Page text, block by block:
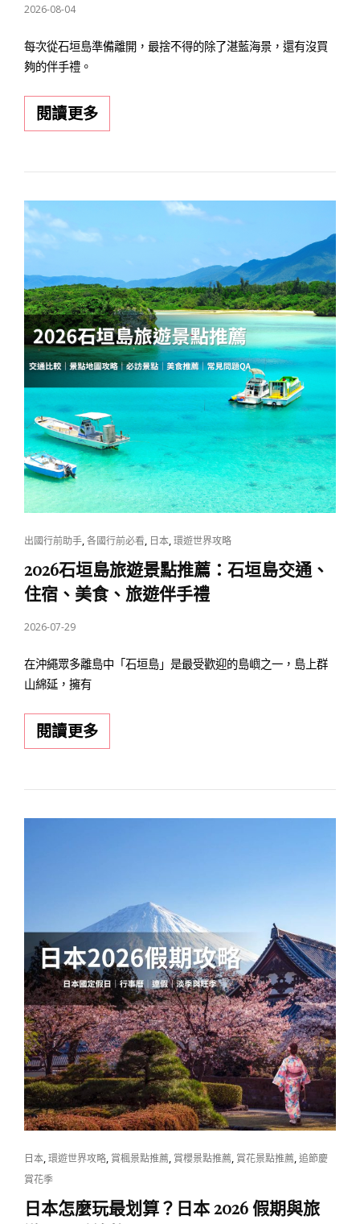
POSTED
2026-08-04
每次從石垣島準備離開，最捨不得的除了湛藍海景，還有沒買
夠的伴手禮。
閱讀更多2026
石
場
攻
略：
精
選
12
必
買，
邊
銀
食
堂
辣
油、
石
牛
仙
紅
芋
通
CAT
出國行前助手,各國行前必看, 日本,環遊世界攻略
2026石垣島旅遊景點推薦：石垣島交通、
住宿、美食、旅遊伴手禮
POSTED
2026-07-29
在沖繩眾多離島中「石垣島」是最受歡迎的島嶼之一，島上群
山綿延，擁有
閱讀更多2026
石
旅
推
薦：
石
垣
島
交
通、
住
宿、
美
食、
旅
伴
CAT
LINKS
日本,環遊世界攻略, 賞楓景點推薦, 賞櫻景點推薦, 賞花景點推薦,追節慶
賞花季
日本怎麼玩最划算？日本 2026 假期與旅